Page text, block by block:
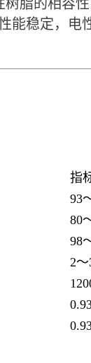
脂的相容性
能稳定，电
指
93
80
98
2